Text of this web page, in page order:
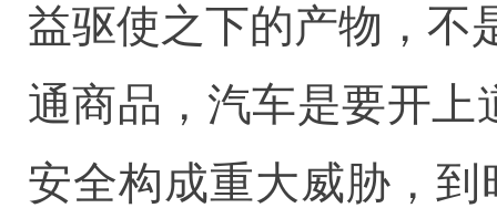
益驱使之下的产物，不
通商品，汽车是要开上
安全构成重大威胁，